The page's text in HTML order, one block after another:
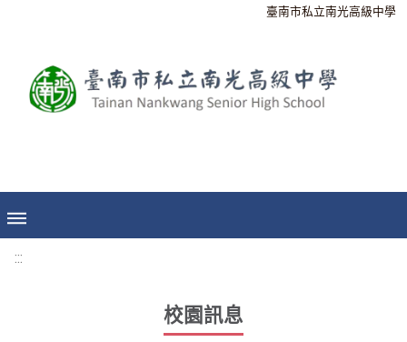
臺南市私立南光高級中學
:::
校園訊息